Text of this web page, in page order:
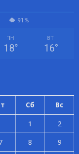
91%
ПН
18°
ВТ
16°
Сб Вс
1
2
8 9